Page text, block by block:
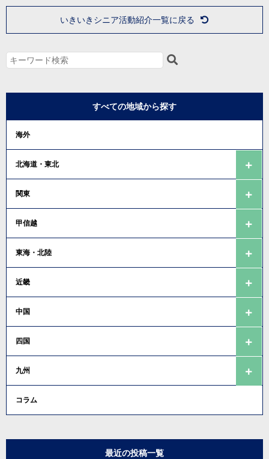
いきいきシニア活動紹介一覧に戻る
すべての地域から探す
海外
北海道・東北
関東
甲信越
東海・北陸
近畿
中国
四国
九州
コラム
最近の投稿一覧